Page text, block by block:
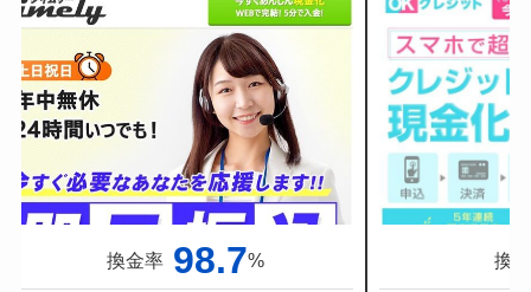
換金率 98.7% 換